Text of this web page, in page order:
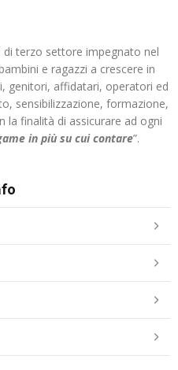
terzo settore impegnato nel
e ragazzi a crescere in
genitori, affidatari, operatori ed
sensibilizzazione, formazione,
la finalità di assicurare ad ogni
in più su cui contare”.